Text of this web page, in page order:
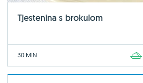
Tjestenina s brokulom
30 MIN